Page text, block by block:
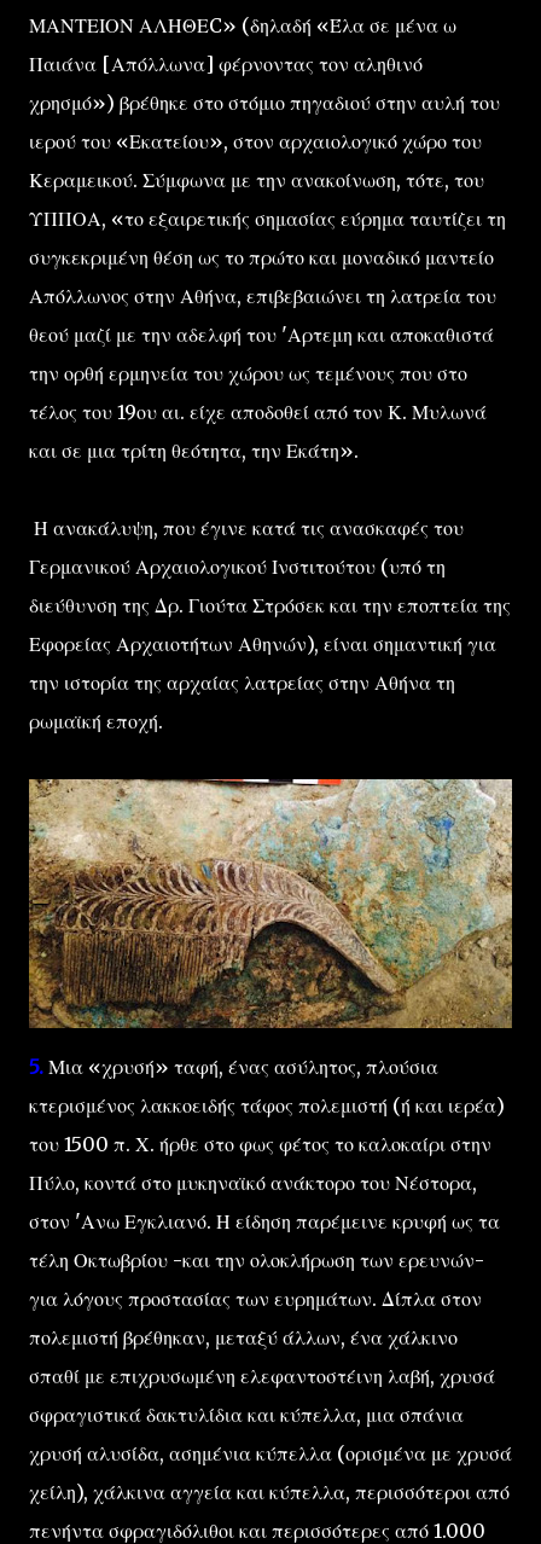
ΜΑΝΤΕΙΟΝ ΑΛΗΘΕC» (δηλαδή «Έλα σε μένα ω
Παιάνα [Απόλλωνα] φέρνοντας τον αληθινό
χρησμό») βρέθηκε στο στόμιο πηγαδιού στην αυλή του
ιερού του «Εκατείου», στον αρχαιολογικό χώρο του
Κεραμεικού. Σύμφωνα με την ανακοίνωση, τότε, του
ΥΠΠΟΑ, «το εξαιρετικής σημασίας εύρημα ταυτίζει τη
συγκεκριμένη θέση ως το πρώτο και μοναδικό μαντείο
Απόλλωνος στην Αθήνα, επιβεβαιώνει τη λατρεία του
θεού μαζί με την αδελφή του 'Αρτεμη και αποκαθιστά
την ορθή ερμηνεία του χώρου ως τεμένους που στο
τέλος του 19ου αι. είχε αποδοθεί από τον Κ. Μυλωνά
και σε μια τρίτη θεότητα, την Εκάτη».
Η ανακάλυψη, που έγινε κατά τις ανασκαφές του
Γερμανικού Αρχαιολογικού Ινστιτούτου (υπό τη
διεύθυνση της Δρ. Γιούτα Στρόσεκ και την εποπτεία της
Εφορείας Αρχαιοτήτων Αθηνών), είναι σημαντική για
την ιστορία της αρχαίας λατρείας στην Αθήνα τη
ρωμαϊκή εποχή.
5. Μια «χρυσή» ταφή, ένας ασύλητος, πλούσια
κτερισμένος λακκοειδής τάφος πολεμιστή (ή και ιερέα)
του 1500 π. Χ. ήρθε στο φως φέτος το καλοκαίρι στην
Πύλο, κοντά στο μυκηναϊκό ανάκτορο του Νέστορα,
στον 'Ανω Εγκλιανό. Η είδηση παρέμεινε κρυφή ως τα
τέλη Οκτωβρίου -και την ολοκλήρωση των ερευνών-
για λόγους προστασίας των ευρημάτων. Δίπλα στον
πολεμιστή βρέθηκαν, μεταξύ άλλων, ένα χάλκινο
σπαθί με επιχρυσωμένη ελεφαντοστέινη λαβή, χρυσά
σφραγιστικά δακτυλίδια και κύπελλα, μια σπάνια
χρυσή αλυσίδα, ασημένια κύπελλα (ορισμένα με χρυσά
χείλη), χάλκινα αγγεία και κύπελλα, περισσότεροι από
πενήντα σφραγιδόλιθοι και περισσότερες από 1.000